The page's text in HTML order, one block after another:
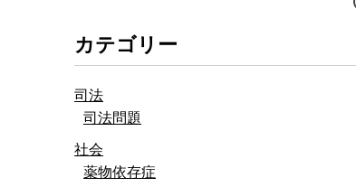
実際、懲役刑には「懲らしめ」の文字が
は服役中の労働である「刑務作業」が義務
けはないが、実際は8割以上の禁錮受刑者
体で犯罪を未然に
の3つの考え方があるが、従来の
カテゴリー
司法
司法問題
社会
薬物依存症